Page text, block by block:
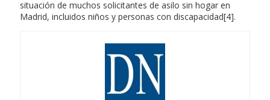
situación de muchos solicitantes de asilo sin hogar en
Madrid, incluidos niños y personas con discapacidad[4].